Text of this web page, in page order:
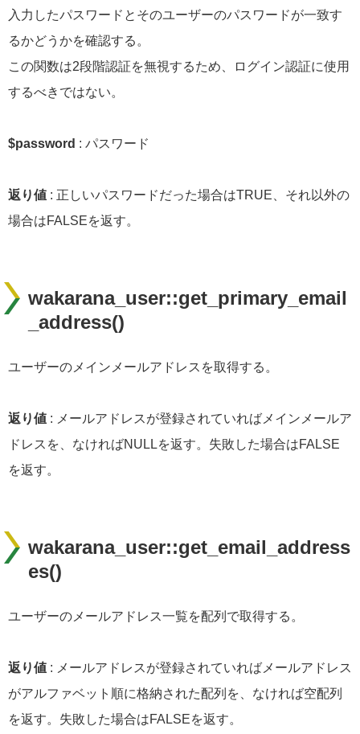
入力したパスワードとそのユーザーのパスワードが一致す
るかどうかを確認する。
この関数は2段階認証を無視するため、ログイン認証に使用
するべきではない。
$password : パスワード
返り値 : 正しいパスワードだった場合はTRUE、それ以外の
場合はFALSEを返す。
wakarana_user::get_primary_email
_address()
ユーザーのメインメールアドレスを取得する。
返り値 : メールアドレスが登録されていればメインメールア
ドレスを、なければNULLを返す。失敗した場合はFALSE
を返す。
wakarana_user::get_email_address
es()
ユーザーのメールアドレス一覧を配列で取得する。
返り値 : メールアドレスが登録されていればメールアドレス
がアルファベット順に格納された配列を、なければ空配列
を返す。失敗した場合はFALSEを返す。